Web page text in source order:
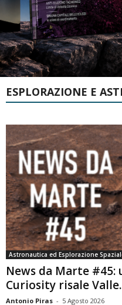
ESPLORAZIONE E
Astronautica ed Esplorazione
News da Marte
Curiosity risale
Antonio Piras - 5 Agosto 2026